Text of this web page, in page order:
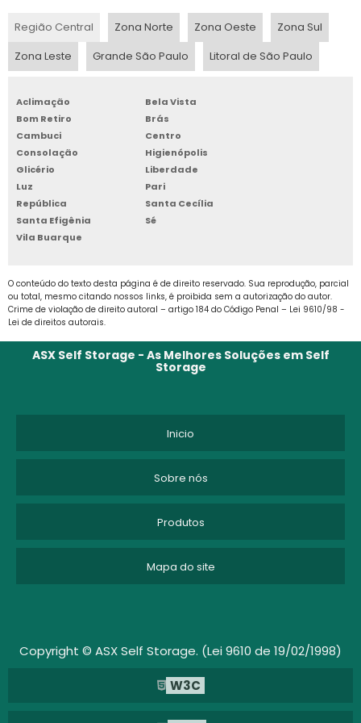
fica mais ágil ao solicitar por confecções
reguladas que fornecem mercadorias para
satisfazer os mais diversos desejos de
qualquer perfil de consumidor.
Ainda, colocam à disposição equipes de
especialistas habilitados para solucionar as
dúvidas antes, durante e depois da
solicitação do self storage preço, tudo com
valores acessíveis para que a alegria seja
perfeita no momento de adquirir um espaço
estruturado e de qualidade comprovada.
BOX DE ARMAZENAGEM
BOX GUARDA TUDO
BOX PARA ALUGAR
BOX PARA GUARDAR
BOX PARA GUARDAR MÓVEIS
BOX SELF STORAGE
CUSTO ARMAZENAGEM ESTOQUE
DEPOSITO DE MOVEIS SÃO PAULO
DEPÓSITO PARA GUARDAR MÓVEIS
EMPRESA DE GUARDA VOLUMES
Região Central Zona Norte Zona Oeste
Zona Sul
Zona Leste
Grande São Paulo Litoral de São Paulo
Aclimação
Bela Vista
Bom Retiro
Brás
Cambuci
Centro
Consolação
Higienópolis
Glicério
Liberdade
Luz
Pari
República
Santa Cecília
Santa Efigênia
Sé
Vila Buarque
O conteúdo do texto desta página é de direito reservado. Sua reprodução, parcial
ou total, mesmo citando nossos links, é proibida sem a autorização do autor.
Crime de violação de direito autoral – artigo 184 do Código Penal – Lei 9610/98 -
Lei de direitos autorais.
ASX Self Storage - As Melhores Soluções em Self
Storage
Inicio
Sobre nós
Produtos
Mapa do site
Copyright © ASX Self Storage. (Lei 9610 de 19/02/1998)
W3C